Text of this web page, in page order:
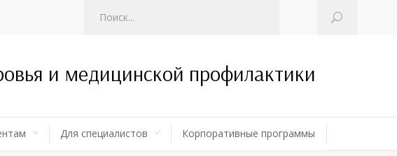
и медицинской профилактики
Для специалистов Корпоративные программы